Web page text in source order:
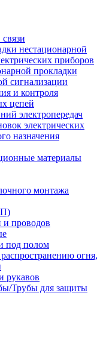
нестационарной
приборов
прокладки
сигнализации
и контроля
цепей
электропередач
электрических
назначения
материалы
монтажа
и проводов
под полом
огня,
рукавов
Трубы для защиты